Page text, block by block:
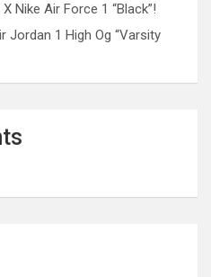
Nike Air Force 1 “Black”!
Jordan 1 High Og “Varsity